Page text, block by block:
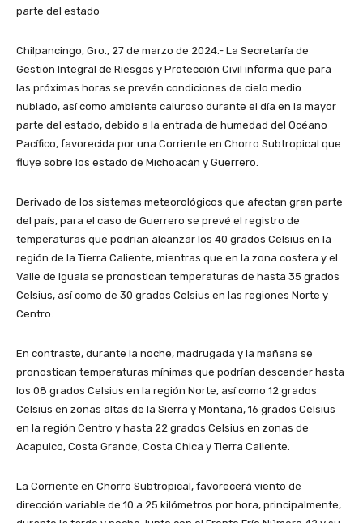
parte del estado
Chilpancingo, Gro., 27 de marzo de 2024.- La Secretaría de
Gestión Integral de Riesgos y Protección Civil informa que para
las próximas horas se prevén condiciones de cielo medio
nublado, así como ambiente caluroso durante el día en la mayor
parte del estado, debido a la entrada de humedad del Océano
Pacífico, favorecida por una Corriente en Chorro Subtropical que
fluye sobre los estado de Michoacán y Guerrero.
Derivado de los sistemas meteorológicos que afectan gran parte
del país, para el caso de Guerrero se prevé el registro de
temperaturas que podrían alcanzar los 40 grados Celsius en la
región de la Tierra Caliente, mientras que en la zona costera y el
Valle de Iguala se pronostican temperaturas de hasta 35 grados
Celsius, así como de 30 grados Celsius en las regiones Norte y
Centro.
En contraste, durante la noche, madrugada y la mañana se
pronostican temperaturas mínimas que podrían descender hasta
los 08 grados Celsius en la región Norte, así como 12 grados
Celsius en zonas altas de la Sierra y Montaña, 16 grados Celsius
en la región Centro y hasta 22 grados Celsius en zonas de
Acapulco, Costa Grande, Costa Chica y Tierra Caliente.
La Corriente en Chorro Subtropical, favorecerá viento de
dirección variable de 10 a 25 kilómetros por hora, principalmente,